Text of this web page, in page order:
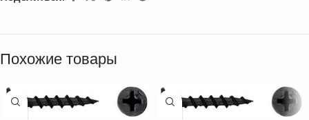
Похожие товары